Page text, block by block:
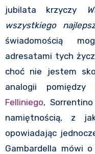
jubilata krzyczy
wszystkiego
świadomością
adresatami tych
choć nie jestem
analogii pomiędzy
Felliniego,
namiętnością, z
opowiadając
Gambardella mówi